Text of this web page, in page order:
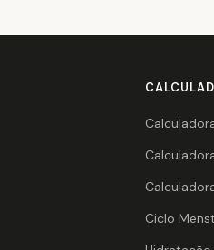
Ciclo